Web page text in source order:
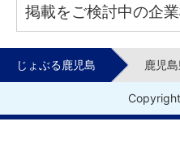
掲載をご検討中の企
じょぶる鹿児島 鹿児